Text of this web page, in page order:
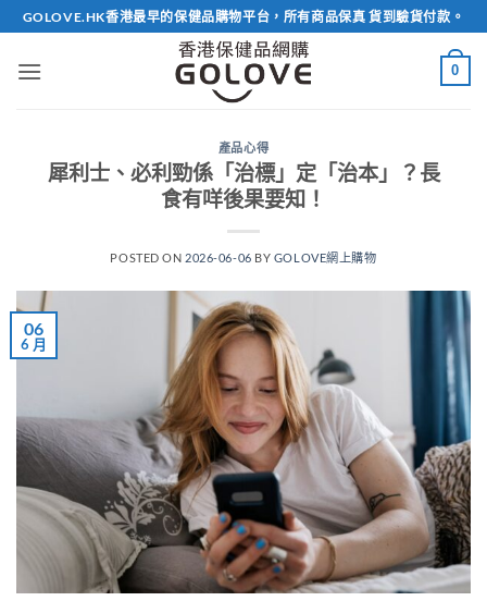
Skip
to
content
GOLOVE.HK香港最早的保健品購物平台，所有商品保真 貨到驗貨付款。
0
產品心得
犀利士、必利勁係「治標」定「治本」？長
食有咩後果要知！
POSTED ON 2026-06-06 BY GOLOVE網上購物
06
6 月